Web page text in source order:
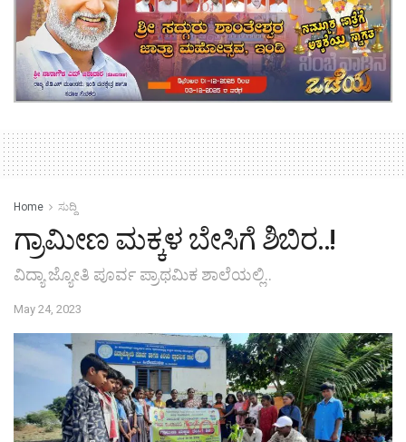
Home ಸುದ್ದಿ
ಗ್ರಾಮೀಣ ಮಕ್ಕಳ ಬೇಸಿಗೆ ಶಿಬಿರ..!
ವಿದ್ಯಾ ಜ್ಯೋತಿ ಪೂರ್ವ ಪ್ರಾಥಮಿಕ ಶಾಲೆಯಲ್ಲಿ..
May 24, 2023